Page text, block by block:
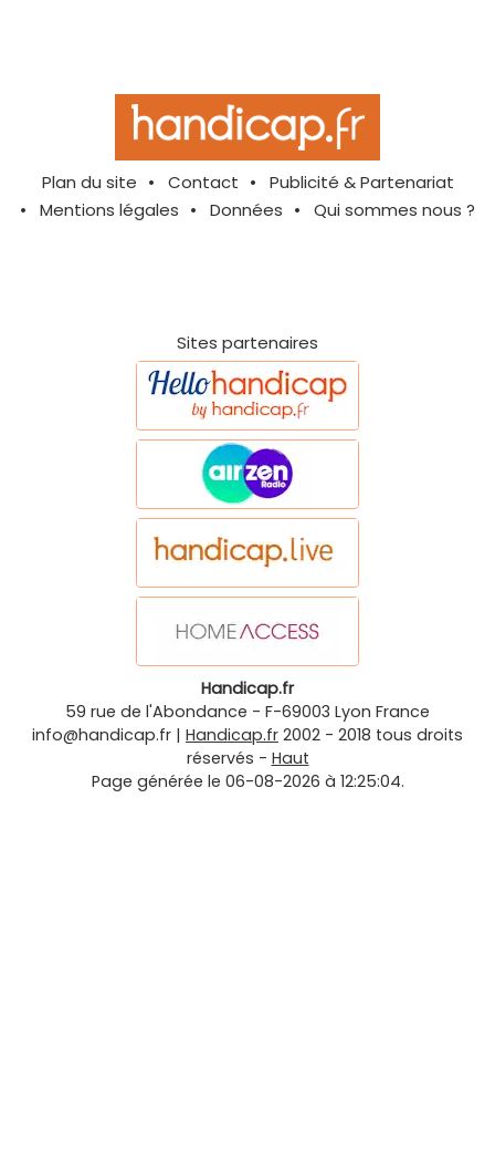
Plan du site Contact
Publicité & Partenariat
Mentions légales
Données Qui sommes nous ?
Sites partenaires
Handicap.fr
59 rue de l'Abondance - F-69003 Lyon France
info@handicap.fr | Handicap.fr 2002 - 2018 tous droits
réservés - Haut
Page générée le 06-08-2026 à 12:25:04.